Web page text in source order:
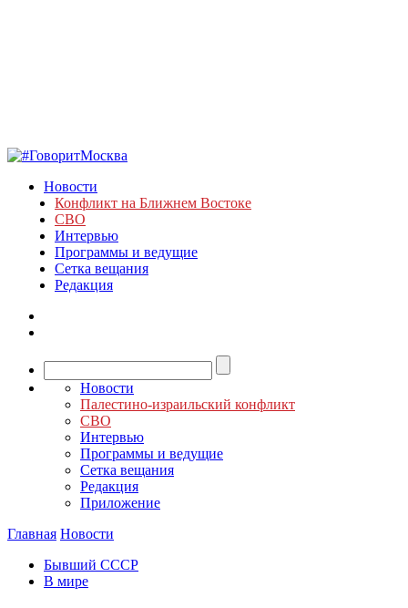
Новости
Конфликт на Ближнем Востоке
СВО
Интервью
Программы и ведущие
Сетка вещания
Редакция
Новости
Палестино-израильский конфликт
СВО
Интервью
Программы и ведущие
Сетка вещания
Редакция
Приложение
Главная Новости
Бывший СССР
В мире